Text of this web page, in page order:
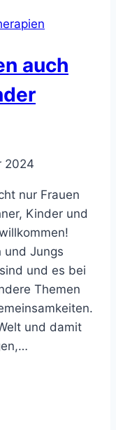
auch
2024
nur Frauen
Kinder und
und Jungs
und es bei
Themen
und damit